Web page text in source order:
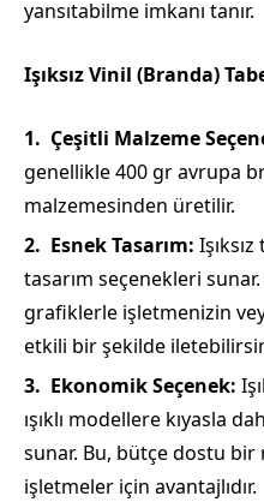
yansıtabilme imkanı tanır.
Işıksız Vinil (Branda)
Çeşitli Malzeme
genellikle 400 gr avrupa
malzemesinden üretilir.
Esnek Tasarım:
tasarım seçenekleri
grafiklerle işletmenizin
etkili bir şekilde
Ekonomik Seçenek:
ışıklı modellere kıyasla
sunar. Bu, bütçe dostu
işletmeler için avantajlıdır.